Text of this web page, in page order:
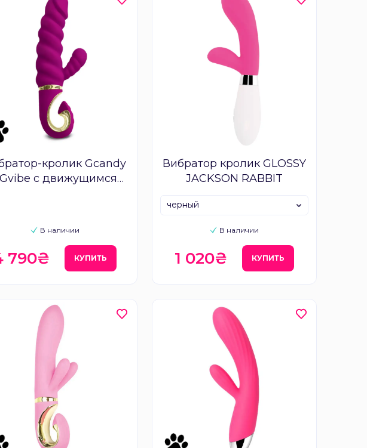
кролик Gcandy
с движущимся
В наличии
790₴ КУПИТЬ
Вибратор кролик GLOSSY
JACKSON RABBIT
В наличии
черный
1 020₴ КУПИТЬ